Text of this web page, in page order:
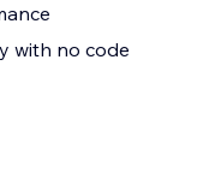
with no code